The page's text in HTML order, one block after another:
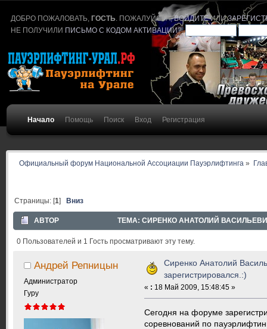
ДОБРО ПОЖАЛОВАТЬ,ГОСТЬ . ПОЖАЛУЙСТА,ВОЙДИТЕИЛИ
НЕ ПОЛУЧИЛИ ПИСЬМО С КОДОМ АКТИВАЦИИ?
Начало Помощь Поиск Вход Регистрация
Официальный форум Национальной Ассоциации Пауэрлифтинга »
Страницы: [1]Вниз
АВТОР ТЕМА: СИРЕНКО АНАТОЛИЙ
0 Пользователей и 1 Гость просматривают эту тему.
Андрей Репницын
Администратор
Гуру
Сиренко Анатолий
зарегистрировался.:)
« : 18 Май 2009, 15:48:45 »
Сегодня на форуме
соревнований по